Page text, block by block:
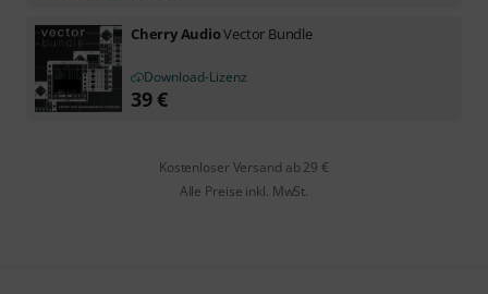
Cherry AudioVector Bundle
Download-Lizenz
39€
Kostenloser Versand ab 29 €
Alle Preise inkl. MwSt.